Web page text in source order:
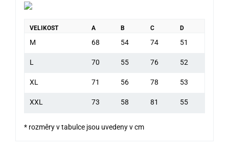
VELIKOST A B C D
M 68 54 74 51
L 70 55 76 52
XL 71 56 78 53
XXL 73 58 81 55
* rozměry v tabulce jsou uvedeny v cm